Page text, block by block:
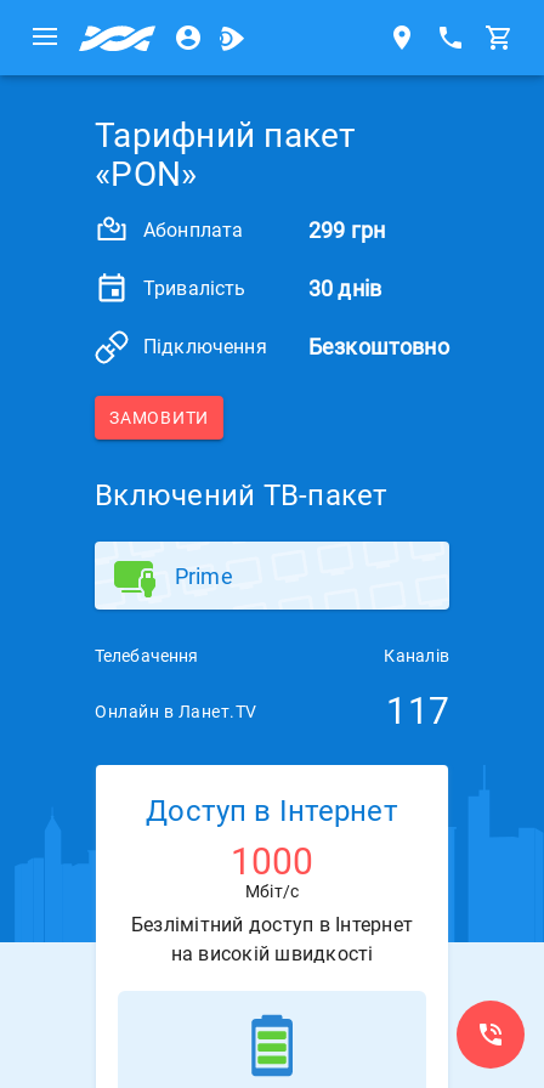
Тарифний пакет
«PON»
Абонплата 299 грн
Тривалість 30 днів
Підключення Безкоштовно
ЗАМОВИТИ
Включений ТВ-пакет
Prime
Телебачення Каналів
Онлайн в Ланет.TV 117
Доступ в Інтернет
1000
Мбіт/с
Безлімітний доступ в Інтернет
на високій швидкості